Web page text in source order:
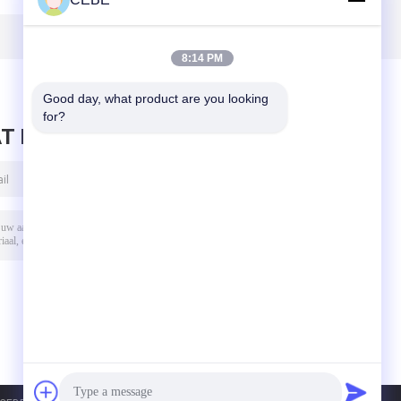
BERICHT ACHTER
8:14 PM
Good day, what product are you looking
for?